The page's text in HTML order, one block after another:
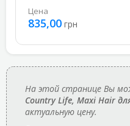
Цена
835,00 грн
На этой странице Вы
Country Life, Maxi Hair
актуальную цену.